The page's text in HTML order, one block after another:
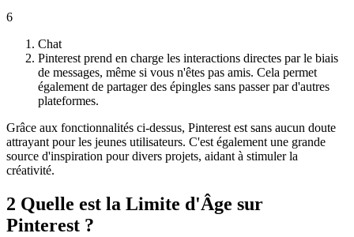
6
Chat
Pinterest prend en charge les interactions directes par le biais
de messages, même si vous n'êtes pas amis. Cela permet
également de partager des épingles sans passer par d'autres
plateformes.
Grâce aux fonctionnalités ci-dessus, Pinterest est sans aucun doute
attrayant pour les jeunes utilisateurs. C'est également une grande
source d'inspiration pour divers projets, aidant à stimuler la
créativité.
2 Quelle est la Limite d'Âge sur
Pinterest ?